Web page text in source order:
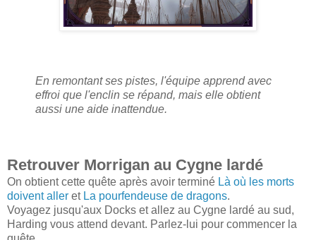
En remontant ses pistes, l'équipe apprend avec
effroi que l'enclin se répand, mais elle obtient
aussi une aide inattendue.
Retrouver Morrigan au Cygne lardé
On obtient cette quête après avoir terminé Là où les morts
doivent aller et La pourfendeuse de dragons.
Voyagez jusqu'aux Docks et allez au Cygne lardé au sud,
Harding vous attend devant. Parlez-lui pour commencer la